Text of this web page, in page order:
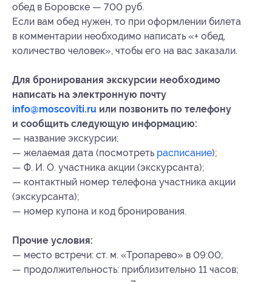
обед в Боровске — 700 руб.
Если вам обед нужен, то при оформлении билета
в комментарии необходимо написать «+ обед,
количество человек», чтобы его на вас заказали.
Для бронирования экскурсии необходимо
написать на электронную почту
info@moscoviti.ru или позвонить по телефону
и сообщить следующую информацию:
— название экскурсии;
— желаемая дата (посмотреть расписание);
— Ф. И. О. участника акции (экскурсанта);
— контактный номер телефона участника акции
(экскурсанта);
— номер купона и код бронирования.
Прочие условия:
— место встречи: ст. м. «Тропарево» в 09:00;
— продолжительность: приблизительно 11 часов;